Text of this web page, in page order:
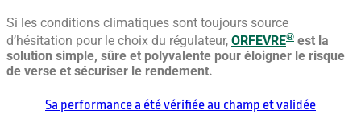
Si les conditions climatiques sont toujours source
d’hésitation pour le choix du régulateur, ORFEVRE® est la
solution simple, sûre et polyvalente pour éloigner le risque
de verse et sécuriser le rendement.
Sa performance a été vérifiée au champ et validée